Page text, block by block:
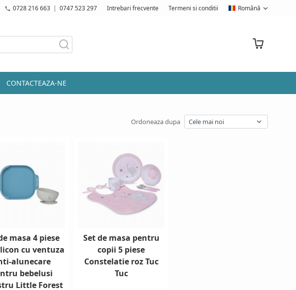
0728 216 663| 0747 523 297 Intrebari frecvente Termeni si conditii Română
CONTACTEAZA-NE
Ordoneaza dupa
masa 4 piese
cu ventuza
alunecare
bebelusi
Little Forest
Set de masa pentru
copii 5 piese
Constelatie roz Tuc
Tuc